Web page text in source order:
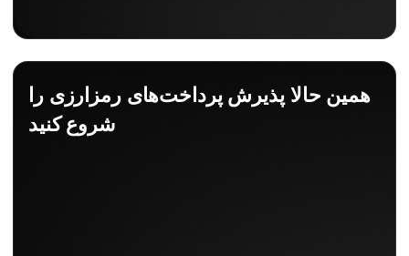
همین حالا پذیرش پرداخت‌های رمزارزی را
شروع کنید